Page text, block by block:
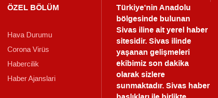
ÖZEL BÖLÜM
Hava Durumu
Corona Virüs
Habercilik
Haber Ajanslari
Türkiye'nin Anadolu
bölgesinde bulunan
Sivas iline ait yerel haber
sitesidir. Sivas ilinde
yaşanan gelişmeleri
ekibimiz son dakika
olarak sizlere
sunmaktadır.Sivas haber